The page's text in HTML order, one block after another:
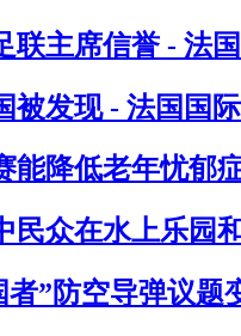
联主席信誉 - 法
被发现 - 法国国
能降低老年忧郁
民众在水上乐园
”防空导弹议题